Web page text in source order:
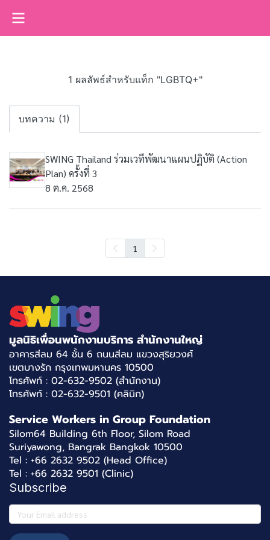
1 ผลลัพธ์สำหรับแท็ก "LGBTQ+"
บทความ (1)
SWING Thailand ร่วมเวทีพัฒนาแผนปฏิบัติ (Action
Plan) ครั้งที่ 3
8 ต.ค. 2568
1
มูลนิธิเพื่อนพนักงานบริการ สำนักงานใหญ่
อาคารสีลม 64 ชั้น 6 ถนนสีลม แขวงสุริยวงศ์
เขตบางรัก กรุงเทพมหานคร 10500
โทรศัพท์ : 02-632-9502 (สำนักงาน)
โทรศัพท์ : 02-632-9501 (คลินิก)
Service Workers in Group Foundation
Silom64 Building 6th Floor, Silom Road
Suriyawong, Bangrak Bangkok 10500
Tel : +66 2632 9502 (Head Office)
Tel : +66 2632 9501 (Clinic)
Subscribe